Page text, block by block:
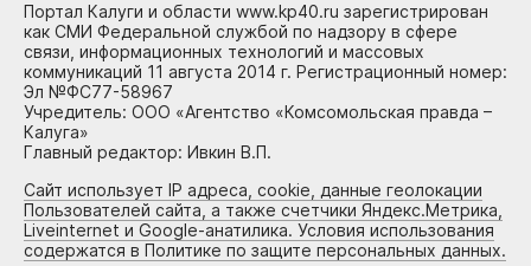
Портал Калуги и области www.kp40.ru зарегистрирован
как СМИ Федеральной службой по надзору в сфере
связи, информационных технологий и массовых
коммуникаций 11 августа 2014 г. Регистрационный номер:
Эл №ФС77-58967
Учредитель: ООО «Агентство «Комсомольская правда –
Калуга»
Главный редактор: Ивкин В.П.
Сайт использует IP адреса, cookie, данные геолокации
Пользователей сайта, а также счетчики Яндекс.Метрика,
Liveinternet и Google-анатилика. Условия использования
содержатся в Политике по защите персональных данных.